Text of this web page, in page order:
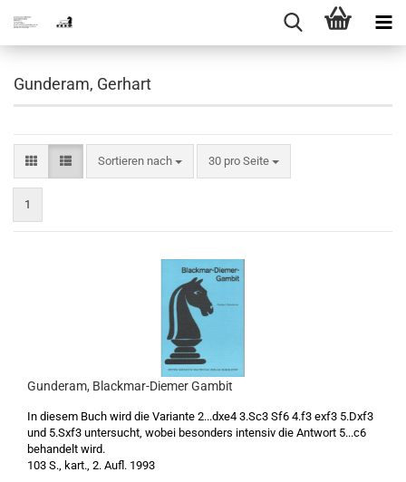
Gunderam, Gerhart
Sortieren nach
Sortieren nach 30 pro Seite
pro Seite
1
Gunderam, Blackmar-Diemer Gambit
In diesem Buch wird die Variante 2...dxe4 3.Sc3 Sf6 4.f3 exf3 5.Dxf3
und 5.Sxf3 untersucht, wobei besonders intensiv die Antwort 5...c6
behandelt wird.
103 S., kart., 2. Aufl. 1993